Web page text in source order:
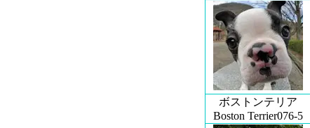
ボストンテリア
Boston Terrier076-5